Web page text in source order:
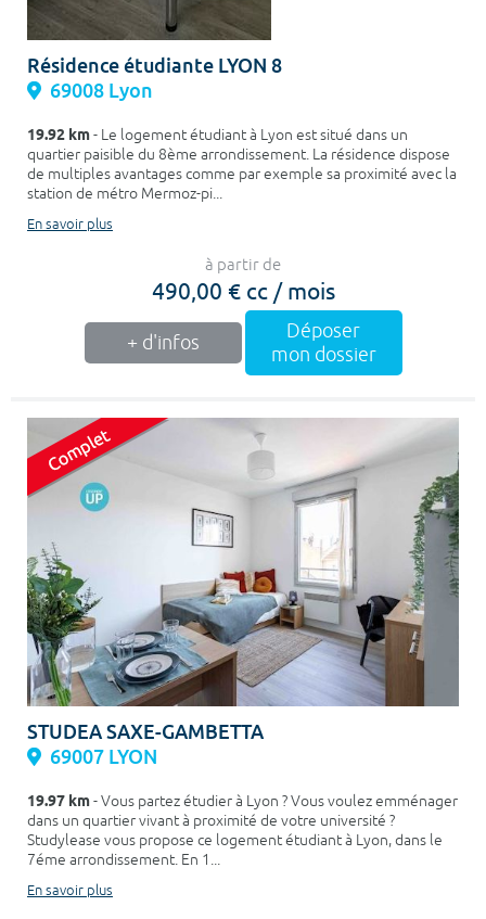
Résidence étudiante LYON 8
69008 Lyon
19.92 km- Le logement étudiant à Lyon est situé dans un
quartier paisible du 8ème arrondissement. La résidence dispose
de multiples avantages comme par exemple sa proximité avec la
station de métro Mermoz-pi...
En savoir plus
à partir de
490,00 € cc / mois
+ d'infos
Déposer
mon dossier
STUDEA SAXE-GAMBETTA
69007 LYON
19.97 km- Vous partez étudier à Lyon ? Vous voulez emménager
dans un quartier vivant à proximité de votre université ?
Studylease vous propose ce logement étudiant à Lyon, dans le
7éme arrondissement. En 1...
En savoir plus